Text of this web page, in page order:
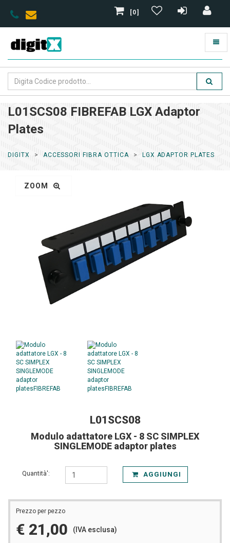
[0]
L01SCS08 FIBREFAB LGX Adaptor
Plates
DIGITX ACCESSORI FIBRA OTTICA LGX ADAPTOR PLATES
ZOOM
L01SCS08
Modulo adattatore LGX - 8 SC SIMPLEX
SINGLEMODE adaptor plates
Quantità': AGGIUNGI
Prezzo per pezzo
€ 21,00 (IVA esclusa)